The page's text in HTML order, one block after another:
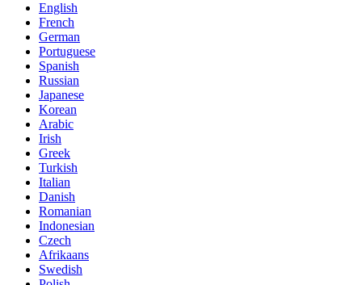
English
French
German
Portuguese
Spanish
Russian
Japanese
Korean
Arabic
Irish
Greek
Turkish
Italian
Danish
Romanian
Indonesian
Czech
Afrikaans
Swedish